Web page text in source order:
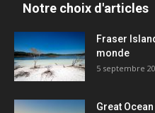
Notre choix d'articles
Fraser
monde
5 septembre
Great